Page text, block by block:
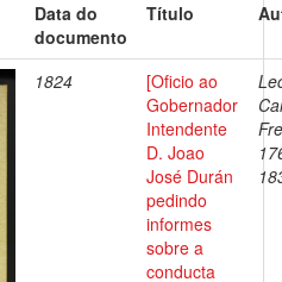
Data do
documento
Título
1824
[Oficio ao
Gobernador
Intendente
D. Joao
José Durán
pedindo
informes
sobre a
conducta